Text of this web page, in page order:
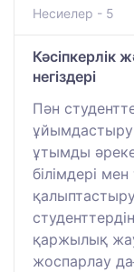
Несиелер - 5
негіздері
Пән
ұтымды
білімдері
қаржылық
жоспарлау